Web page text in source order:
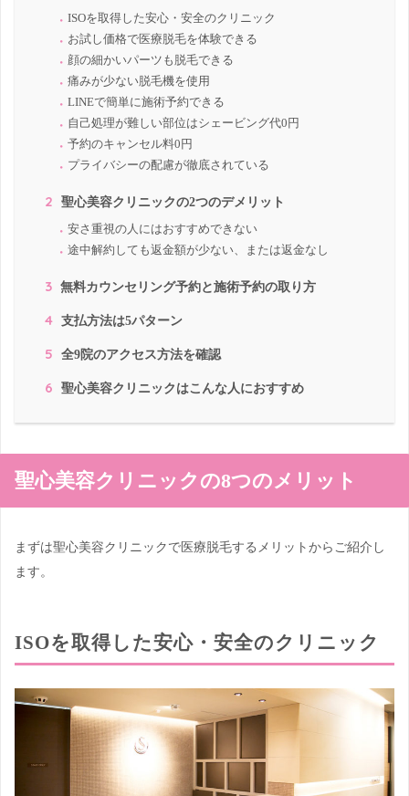
ISOを取得した安心・安全のクリニック
お試し価格で医療脱毛を体験できる
顔の細かいパーツも脱毛できる
痛みが少ない脱毛機を使用
LINEで簡単に施術予約できる
自己処理が難しい部位はシェービング代0円
予約のキャンセル料0円
プライバシーの配慮が徹底されている
2
聖心美容クリニックの2つのデメリット
安さ重視の人にはおすすめできない
途中解約しても返金額が少ない、または返金なし
3 無料カウンセリング予約と施術予約の取り方
4 支払方法は5パターン
5 全9院のアクセス方法を確認
6 聖心美容クリニックはこんな人におすすめ
聖心美容クリニックの8つのメリット
まずは聖心美容クリニックで医療脱毛するメリットからご紹介し
ます。
ISOを取得した安心・安全のクリニック